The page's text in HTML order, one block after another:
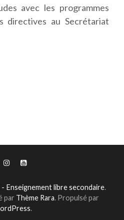
avec les programmes
directives au Secrétariat
Enseignement libre secondaire.
par Thème Rara. Propulsé par
.